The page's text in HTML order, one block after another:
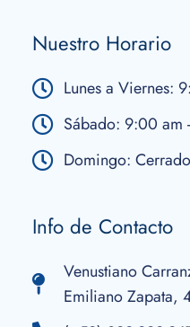
Nuestro Horario
Lunes a Viernes:
Sábado: 9:00 am
Domingo: Cerrado
Info de Contacto
Venustiano
Emiliano Zapata,